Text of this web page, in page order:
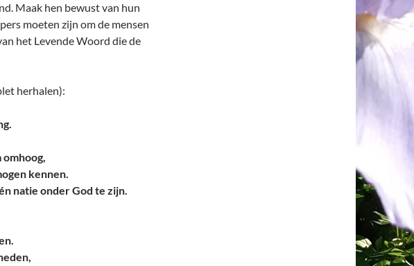
Maak hen bewust van hun
moeten zijn om de mensen
het Levende Woord die de
herhalen):
kennen.
natie onder God te zijn.